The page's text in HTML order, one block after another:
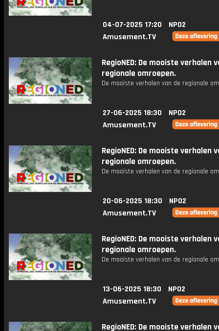
04-07-2025 17:20
NPO2
Amusement.TV
RegioNED: De mooiste verhalen
regionale omroepen.
De mooiste verhalen van de regionale
27-06-2025 18:30
NPO2
Amusement.TV
RegioNED: De mooiste verhalen
regionale omroepen.
De mooiste verhalen van de regionale
20-06-2025 18:30
NPO2
Amusement.TV
RegioNED: De mooiste verhalen
regionale omroepen.
De mooiste verhalen van de regionale
13-06-2025 18:30
NPO2
Amusement.TV
RegioNED: De mooiste verhalen